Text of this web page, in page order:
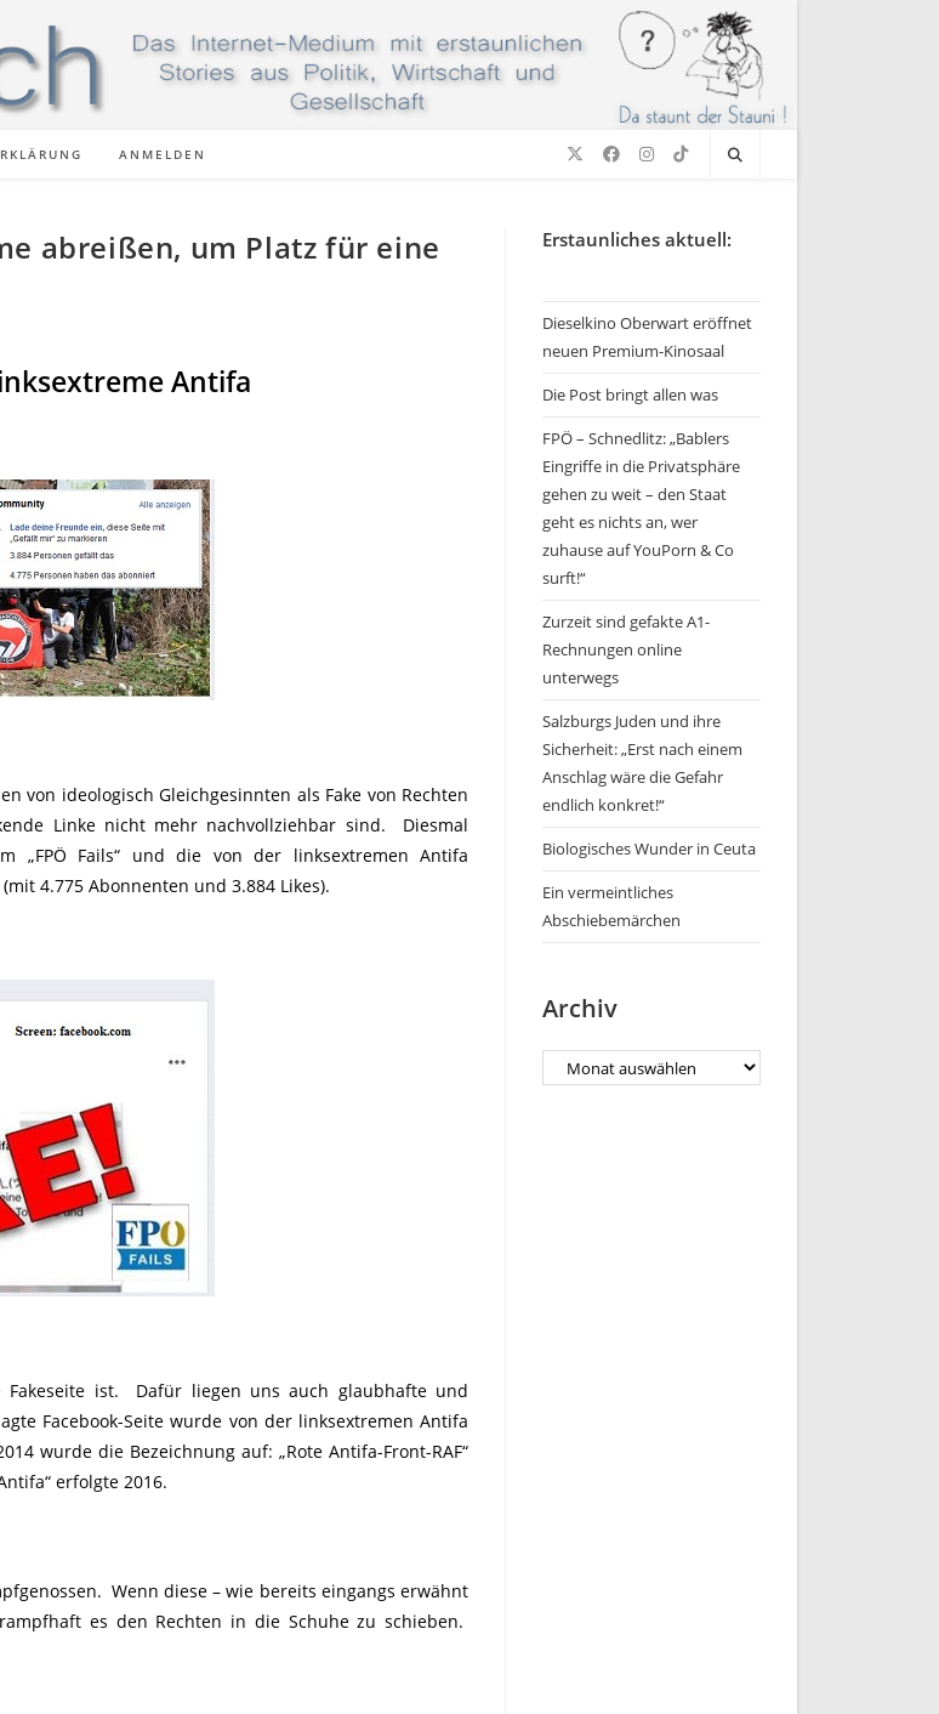
ANMELDEN
abreißen, um Platz für eine
Antifa
von ideologisch Gleichgesinnten als Fake von Rechten
Linke nicht mehr nachvollziehbar sind. Diesmal
„FPÖ Fails“ und die von der linksextremen Antifa
4.775 Abonnenten und 3.884 Likes).
Fakeseite ist. Dafür liegen uns auch glaubhafte und
Facebook-Seite wurde von der linksextremen Antifa
wurde die Bezeichnung auf: „Rote Antifa-Front-RAF“
erfolgte 2016.
Wenn diese – wie bereits eingangs erwähnt
es den Rechten in die Schuhe zu schieben.
Erstaunliches aktuell:
Dieselkino Oberwart eröffnet
neuen Premium-Kinosaal
Die Post bringt allen was
FPÖ – Schnedlitz: „Bablers
Eingriffe in die Privatsphäre
gehen zu weit – den Staat
geht es nichts an, wer
zuhause auf YouPorn & Co
surft!“
Zurzeit sind gefakte A1-
Rechnungen online
unterwegs
Salzburgs Juden und ihre
Sicherheit: „Erst nach einem
Anschlag wäre die Gefahr
endlich konkret!“
Biologisches Wunder in Ceuta
Ein vermeintliches
Abschiebemärchen
Archiv
Archiv